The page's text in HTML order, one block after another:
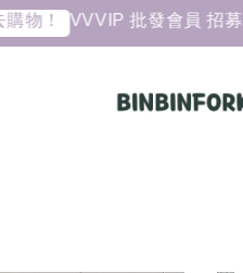
物！ VVVIP 批發會員 招募中